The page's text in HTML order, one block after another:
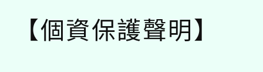
【個資保護聲明】